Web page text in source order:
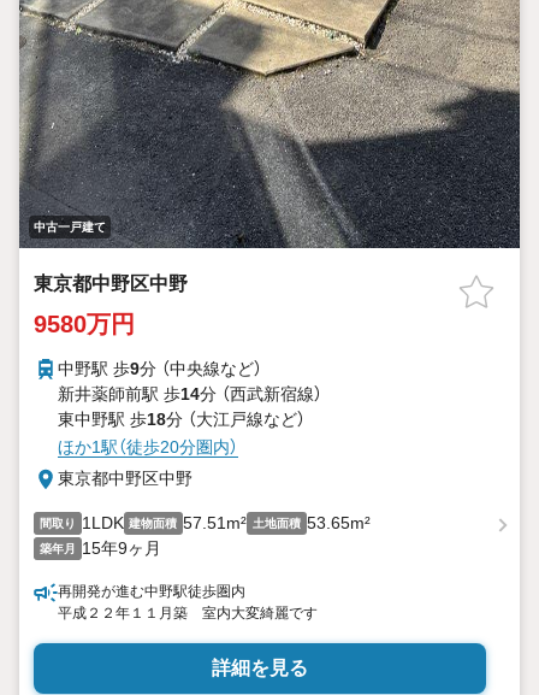
中古一戸建て
東京都中野区中野
9580万円
中野駅 歩9分 （中央線など）
新井薬師前駅 歩14分 （西武新宿線）
東中野駅 歩18分 （大江戸線など）
ほか1駅（徒歩20分圏内）
東京都中野区中野
間取り 1LDK 建物面積 57.51m² 土地面積 53.65m²
築年月 15年9ヶ月
再開発が進む中野駅徒歩圏内
平成２２年１１月築 室内大変綺麗です
詳細を見る